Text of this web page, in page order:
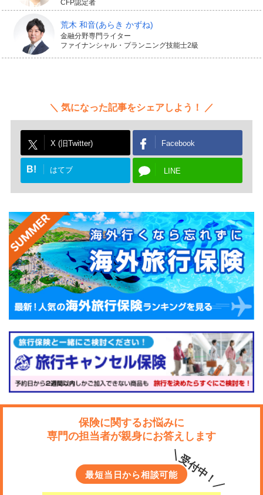
れる「有期型」を選び、満期のタイミングを退職時期に
合わせるのがポイントです。例えば、30歳で加入して満
期を65歳に設定すれば、35年間にわたり保険料の一部が
保険料を上回る金額を老後の生活費に充てられる可能性
さらに保険期間中に万が一のことがあっても、死亡保険
金には最低保証があるため、家族への保障も同時に確保
できる点がメリットです。
ドル建て保険の活用法
ドル建て保険を老後資金に活かす場合は、終身型に加入
し、老後を迎えたタイミングで解約して解約返戻金を生
活費に充てる方法が一般的です。
ドル建て保険は円建て保険よりも予定利率が高い傾向に
あり、長期間継続するほど解約返戻金が積みあがるた
め、効率良く資産を育てられる可能性があります。
教育資金・相続対策にも
変額保険やドル建て保険は、教育資金の準備や相続対策
CFP認定者
荒木 和音(あらき かずね)
金融分野専門ライター
ファイナンシャル・プランニング技能士2級
気になった記事をシェアしよう！
X (旧Twitter) Facebook
B! はてブ LINE
保険に関するお悩みに
専門の担当者が親身にお答えします
最短当日から相談可能＼受付中！／